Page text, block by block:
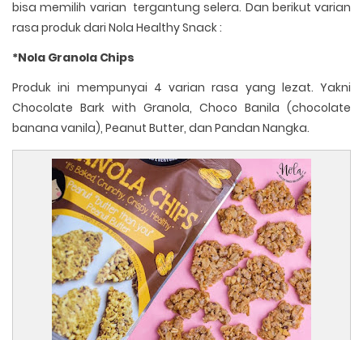
bisa memilih varian tergantung selera. Dan berikut varian
rasa produk dari Nola Healthy Snack :
*Nola Granola Chips
Produk ini mempunyai 4 varian rasa yang lezat. Yakni
Chocolate Bark with Granola, Choco Banila (chocolate
banana vanila), Peanut Butter, dan Pandan Nangka.